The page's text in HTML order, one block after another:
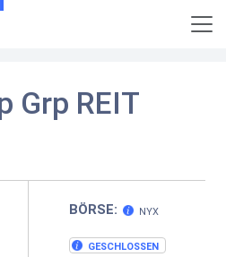
Grp REIT
BÖRSE: NYX
GESCHLOSSEN